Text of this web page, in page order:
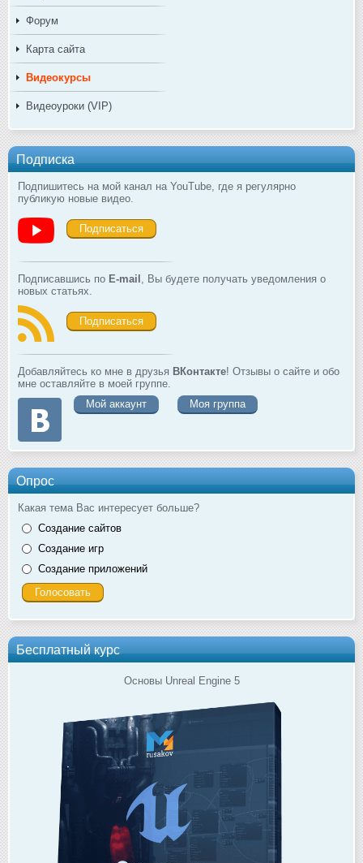
Форум
Карта сайта
Видеокурсы
Видеоуроки (VIP)
Подписка
Подпишитесь на мой канал на YouTube, где я регулярно
публикую новые видео.
Подписаться
Подписавшись по E-mail , Вы будете получать уведомления о
новых статьях.
Подписаться
Добавляйтесь ко мне в друзья ВКонтакте! Отзывы о сайте и обо
мне оставляйте в моей группе.
Мой аккаунт
Моя группа
Опрос
Какая тема Вас интересует больше?
Создание сайтов
Создание игр
Создание приложений
Бесплатный курс
Основы Unreal Engine 5